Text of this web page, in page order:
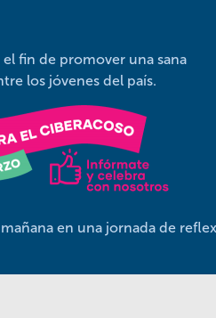
fin de promover una sana
entre los jóvenes del
en una jornada de